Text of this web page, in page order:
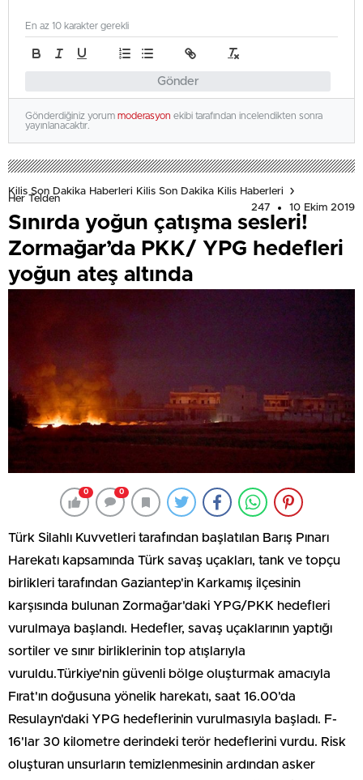
Gönder
En az 10 karakter gerekli
Gönderdiğiniz yorum moderasyon ekibi tarafından incelendikten sonra
yayınlanacaktır.
Kilis Son Dakika Haberleri Kilis Son Dakika Kilis Haberleri
Her Telden
247
10 Ekim 2019
Sınırda yoğun çatışma sesleri!
Zormağar’da PKK/ YPG hedefleri
yoğun ateş altında
0 0
Türk Silahlı Kuvvetleri tarafından başlatılan Barış Pınarı
Harekatı kapsamında Türk savaş uçakları, tank ve topçu
birlikleri tarafından Gaziantep'in Karkamış ilçesinin
karşısında bulunan Zormağar'daki YPG/PKK hedefleri
vurulmaya başlandı. Hedefler, savaş uçaklarının yaptığı
sortiler ve sınır birliklerinin top atışlarıyla
vuruldu.Türkiye'nin güvenli bölge oluşturmak amacıyla
Fırat'ın doğusuna yönelik harekatı, saat 16.00'da
Resulayn'daki YPG hedeflerinin vurulmasıyla başladı. F-
16'lar 30 kilometre derindeki terör hedeflerini vurdu. Risk
oluşturan unsurların temizlenmesinin ardından asker